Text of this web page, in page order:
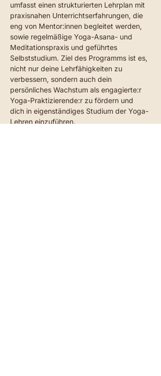
umfasst einen strukturierten Lehrplan mit
praxisnahen Unterrichtserfahrungen, die
eng von Mentor:innen begleitet werden,
sowie regelmäßige Yoga-Asana- und
Meditationspraxis und geführtes
Selbststudium. Ziel des Programms ist es,
nicht nur deine Lehrfähigkeiten zu
verbessern, sondern auch dein
persönliches Wachstum als engagierte:r
Yoga-Praktizierende:r zu fördern und
dich in eigenständiges Studium der Yoga-
Lehren einzuführen.